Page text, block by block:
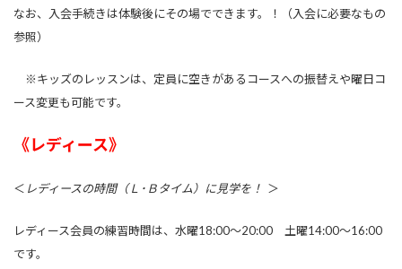
なお、入会手続きは体験後にその場でできます。！（入会に必要なもの
参照）
※キッズのレッスンは、定員に空きがあるコースへの振替えや曜日コ
ース変更も可能です。
《レディース》
＜ レディースの時間（Ｌ･Ｂタイム）に見学を！ ＞
レディース会員の練習時間は、水曜18:00～20:00 土曜14:00～16:00
です。